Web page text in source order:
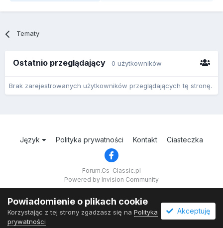
Tematy
Ostatnio przeglądający 0 użytkowników
Brak zarejestrowanych użytkowników przeglądających tę stronę.
Język Polityka prywatności Kontakt Ciasteczka
Forum.Cs-Classic.pl
Powered by Invision Community
Powiadomienie o plikach cookie
Korzystając z tej strony zgadzasz się na Polityka
prywatności
Akceptuję